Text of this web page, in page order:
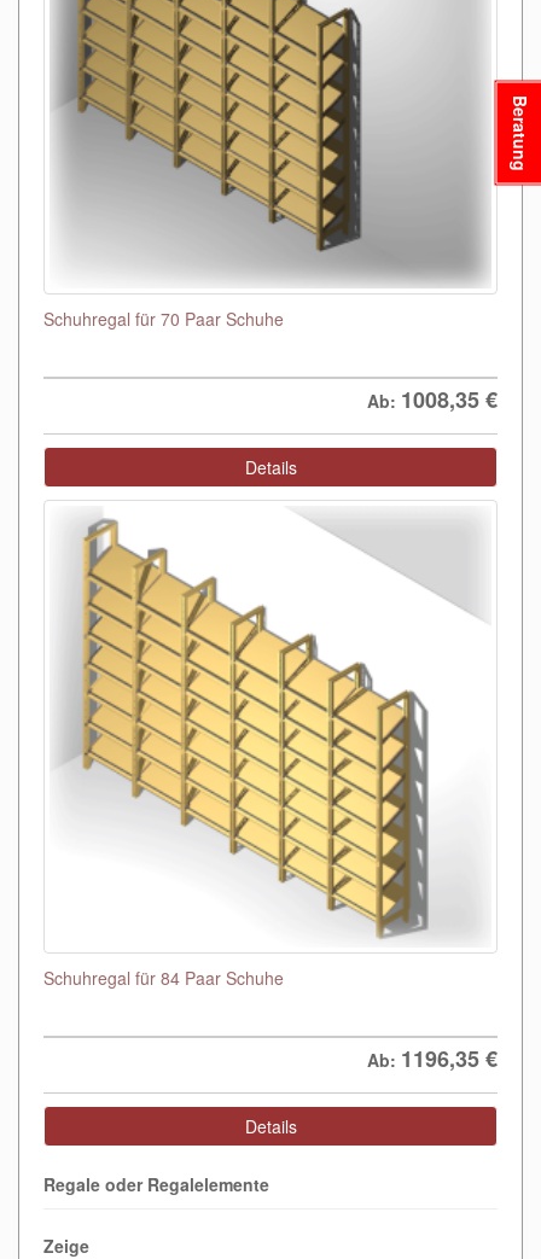
Schuhregal für 70 Paar Schuhe
Ab: 1008,35€
Details
Schuhregal für 84 Paar Schuhe
Ab: 1196,35€
Details
Regale oder Regalelemente
Zeige
Beratung